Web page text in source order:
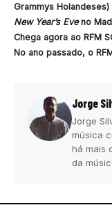
Grammys
New Year’s Eveno
Chega agora ao RFM
No ano passado, o
Jorge
Jorge
música
há mais
da